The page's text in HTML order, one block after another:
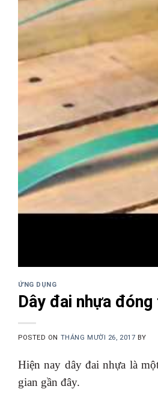
ỨNG DỤNG
Dây đai nhựa
POSTED ON THÁNG MƯỜI 26, 2017 BY
Hiện nay dây đai nhựa là
gian gần đây.